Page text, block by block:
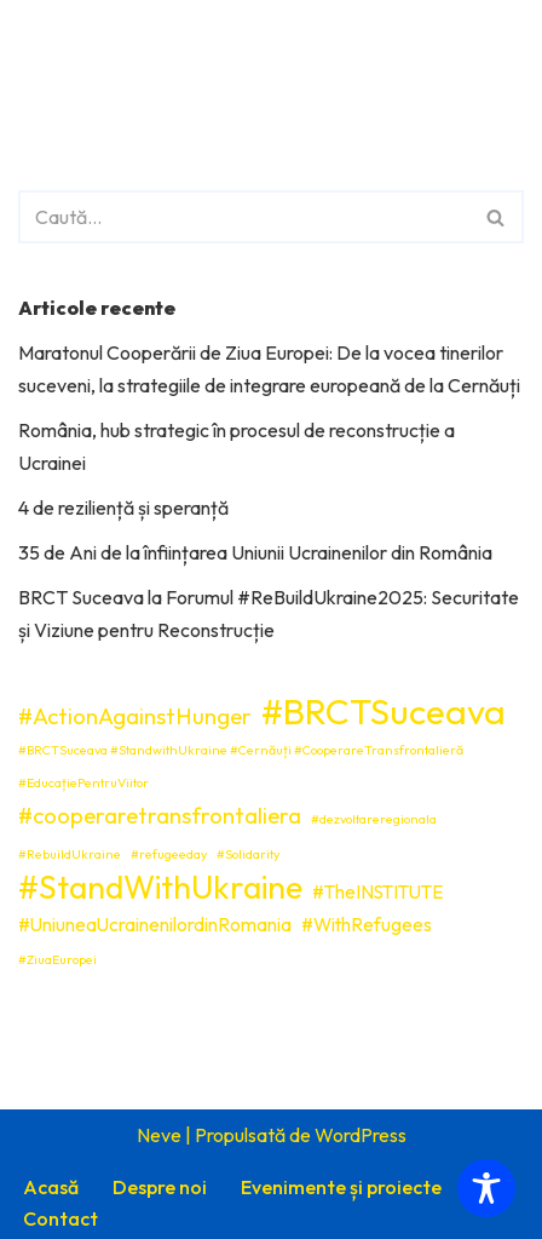
Articole recente
Maratonul Cooperării de Ziua Europei: De la vocea tinerilor
suceveni, la strategiile de integrare europeană de la Cernăuți
România, hub strategic în procesul de reconstrucție a
Ucrainei
4 de reziliență și speranță
35 de Ani de la înființarea Uniunii Ucrainenilor din România
BRCT Suceava la Forumul #ReBuildUkraine2025: Securitate
și Viziune pentru Reconstrucție
#ActionAgainstHunger #BRCTSuceava
#BRCTSuceava #StandwithUkraine #Cernăuți #CooperareTransfrontalieră
#EducațiePentruViitor
#cooperaretransfrontaliera #dezvoltareregionala
#RebuildUkraine #refugeeday #Solidarity
#StandWithUkraine #TheINSTITUTE
#UniuneaUcrainenilordinRomania #WithRefugees
#ZiuaEuropei
Neve| Propulsată deWordPress
Acasă Despre noi Evenimente și proiecte
Știri
Contact